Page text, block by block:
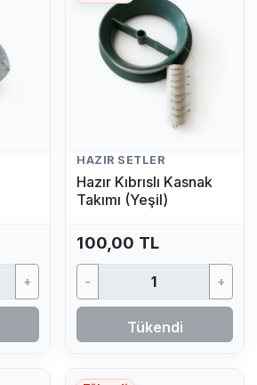
+
HAZIR SETLER
Hazır Kıbrıslı Kasnak
Takımı (Yeşil)
100,00 TL
- +
Tükendi